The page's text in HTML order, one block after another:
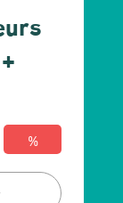
%